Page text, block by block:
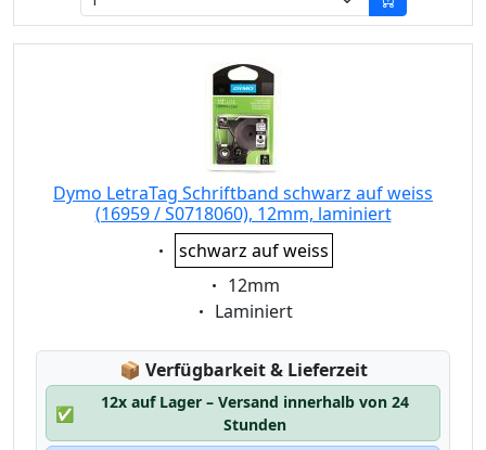
Dymo LetraTag Schriftband schwarz auf weiss
(16959 / S0718060), 12mm, laminiert
Eigenschaft:
schwarz auf weiss
Eigenschaft:
12mm
Eigenschaft:
Laminiert
📦 Lagerstatus:
Verfügbarkeit & Lieferzeit
✅
12x auf Lager – Versand innerhalb von 24
Stunden